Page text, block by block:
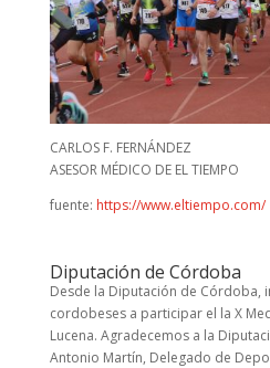
CARLOS F. FERNÁNDEZ
ASESOR MÉDICO DE EL TIEMPO
fuente: https://www.eltiempo.com/
Diputación de Córdoba
Desde la Diputación de Córdoba,
cordobeses a participar el la X
Lucena. Agradecemos a la
Antonio Martín, Delegado de